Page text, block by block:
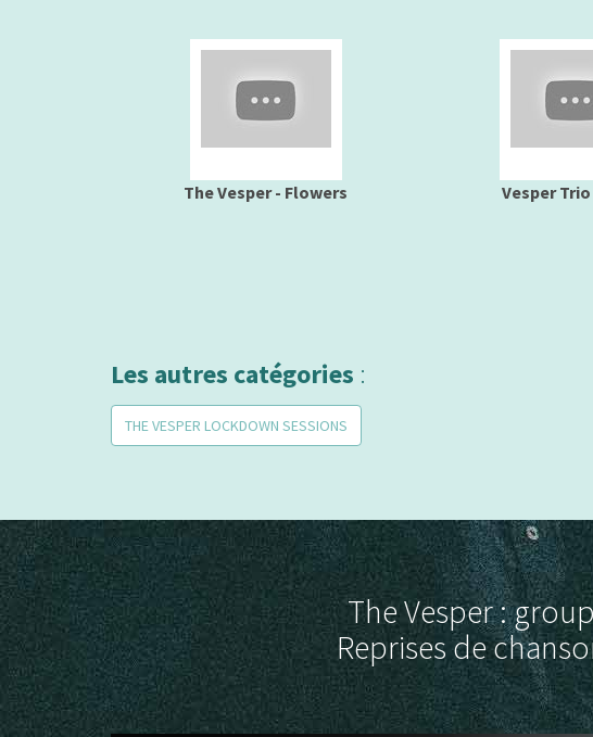
The Vesper - Flowers Vesper
Les autres catégories :
THE VESPER LOCKDOWN SESSIONS
The Vesper :
Reprises de